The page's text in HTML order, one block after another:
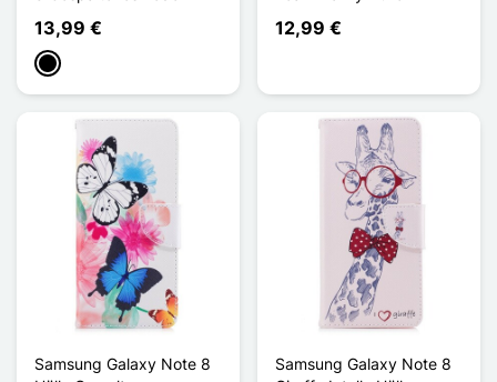
13,99 €
Schwarz
12,99 €
Samsung Galaxy Note 8
Samsung Galaxy Note 8